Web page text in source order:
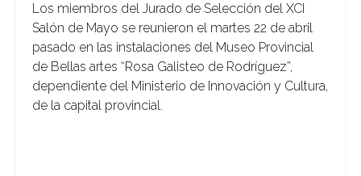
Los miembros del Jurado de Selección del XCI
Salón de Mayo se reunieron el martes 22 de abril
pasado en las instalaciones del Museo Provincial
de Bellas artes “Rosa Galisteo de Rodríguez”,
dependiente del Ministerio de Innovación y Cultura,
de la capital provincial.